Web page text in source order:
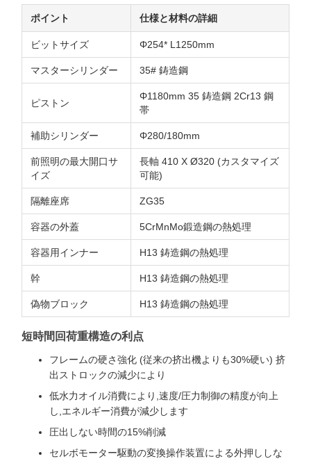
ポイント 仕様と材料の詳細
ビットサイズ Φ254* L1250mm
マスターシリンダー 35# 鋳造鋼
ピストン
Φ1180mm 35 鋳造鋼 2Cr13 鋼
帯
補助シリンダー Φ280/180mm
前照明の最大開口サ
イズ
長軸 410 X Ø320 (カスタマイズ
可能)
隔離座席 ZG35
容器の外蓋 5CrMnMo鍛造鋼の熱処理
容器用インナー H13 鋳造鋼の熱処理
幹 H13 鋳造鋼の熱処理
偽物ブロック H13 鋳造鋼の熱処理
短時間回荷重構造の利点
フレームの硬さ強化 (従来の挤出機よりも30%硬い) 挤
出ストロックの減少により
低水力オイル消費により,速度/圧力制御の精度が向上
し,エネルギー消費が減少します
圧出しない時間の15%削減
セルボモーター駆動の変換操作装置による外押ししな